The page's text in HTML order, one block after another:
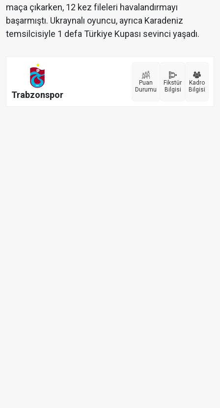
maça çıkarken, 12 kez fileleri havalandırmayı
başarmıştı. Ukraynalı oyuncu, ayrıca Karadeniz
temsilcisiyle 1 defa Türkiye Kupası sevinci yaşadı.
Trabzonspor
Puan
Durumu
Fikstür
Bilgisi
Kadro
Bilgisi